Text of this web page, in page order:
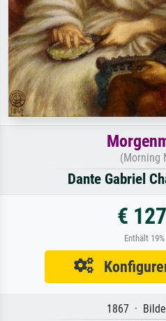
(Morning
Dante Gabriel
€
Enthält
1867 ·